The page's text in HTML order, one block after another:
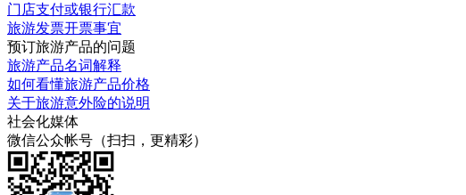
门店支付或银行汇款
旅游发票开票事宜
预订旅游产品的问题
旅游产品名词解释
如何看懂旅游产品价格
关于旅游意外险的说明
社会化媒体
微信公众帐号（扫扫，更精彩）